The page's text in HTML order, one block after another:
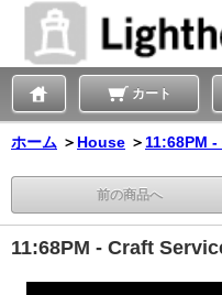
カート
ホーム ＞ House ＞ 11:68PM
前の商品へ
11:68PM - Craft